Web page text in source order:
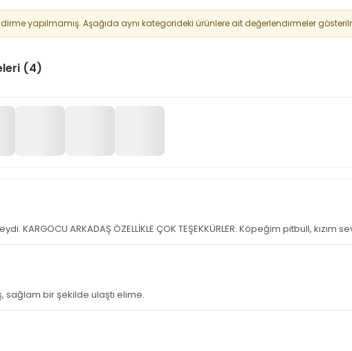
yapılmamış. Aşağıda aynı kategorideki ürünlere ait değerlendirmeler
(4)
KARGOCU ARKADAŞ ÖZELLİKLE ÇOK TEŞEKKÜRLER. Köpeğim pitbull,
sağlam bir şekilde ulaştı elime.